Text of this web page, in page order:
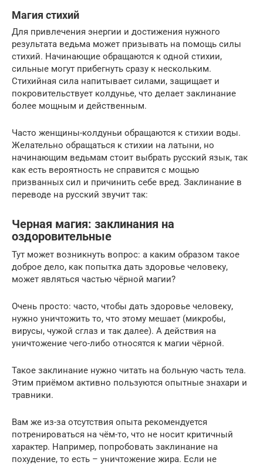
Магия стихий
Для привлечения энергии и достижения нужного
результата ведьма может призывать на помощь силы
стихий. Начинающие обращаются к одной стихии,
сильные могут прибегнуть сразу к нескольким.
Стихийная сила напитывает силами, защищает и
покровительствует колдунье, что делает заклинание
более мощным и действенным.
Часто женщины-колдуньи обращаются к стихии воды.
Желательно обращаться к стихии на латыни, но
начинающим ведьмам стоит выбрать русский язык, так
как есть вероятность не справится с мощью
призванных сил и причинить себе вред. Заклинание в
переводе на русский звучит так:
Черная магия: заклинания на
оздоровительные
Тут может возникнуть вопрос: а каким образом такое
доброе дело, как попытка дать здоровье человеку,
может являться частью чёрной магии?
Очень просто: часто, чтобы дать здоровье человеку,
нужно уничтожить то, что этому мешает (микробы,
вирусы, чужой сглаз и так далее). А действия на
уничтожение чего-либо относятся к магии чёрной.
Такое заклинание нужно читать на больную часть тела.
Этим приёмом активно пользуются опытные знахари и
травники.
Вам же из-за отсутствия опыта рекомендуется
потренироваться на чём-то, что не носит критичный
характер. Например, попробовать заклинание на
похудение, то есть – уничтожение жира. Если не